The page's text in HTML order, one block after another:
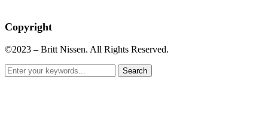
Copyright
©2023 – Britt Nissen. All Rights Reserved.